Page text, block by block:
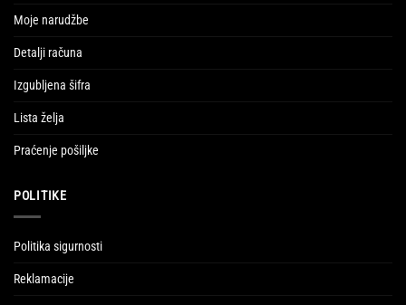
Moje narudžbe
Detalji računa
Izgubljena šifra
Lista želja
Praćenje pošiljke
POLITIKE
Politika sigurnosti
Reklamacije